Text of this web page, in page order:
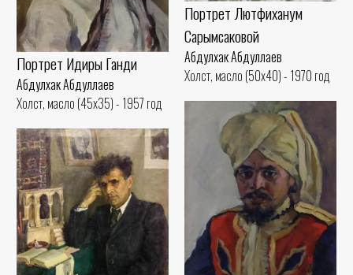
Портрет Лютфиханум
Сарымсаковой
Абдулхак Абдуллаев
Холст, масло (50x40) - 1970 год
Портрет Идиры Ганди
Абдулхак Абдуллаев
Холст, масло (45x35) - 1957 год